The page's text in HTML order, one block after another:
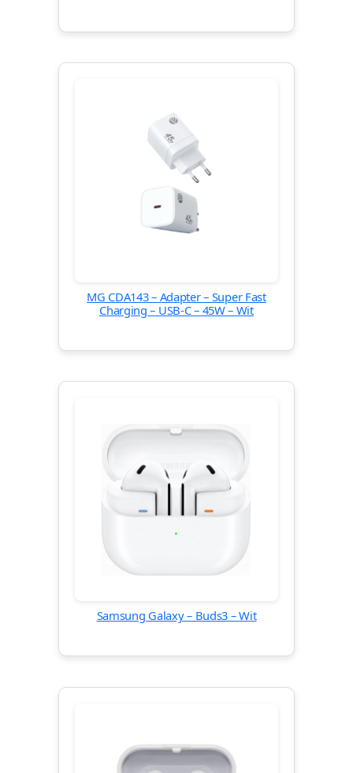
MG CDA143 – Adapter – Super Fast
Charging – USB-C – 45W – Wit
Samsung Galaxy – Buds3 – Wit